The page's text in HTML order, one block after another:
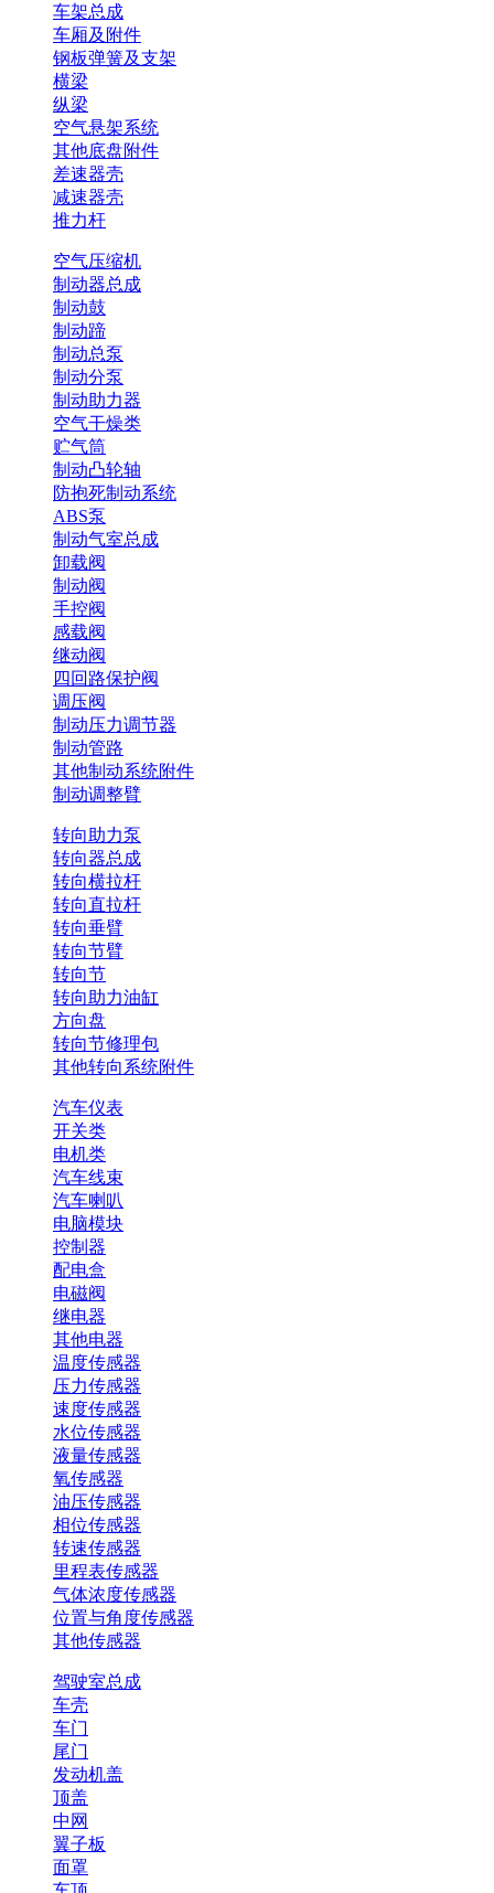
车架总成
车厢及附件
钢板弹簧及支架
横梁
纵梁
空气悬架系统
其他底盘附件
差速器壳
减速器壳
推力杆
空气压缩机
制动器总成
制动鼓
制动蹄
制动总泵
制动分泵
制动助力器
空气干燥类
贮气筒
制动凸轮轴
防抱死制动系统
ABS泵
制动气室总成
卸载阀
制动阀
手控阀
感载阀
继动阀
四回路保护阀
调压阀
制动压力调节器
制动管路
其他制动系统附件
制动调整臂
转向助力泵
转向器总成
转向横拉杆
转向直拉杆
转向垂臂
转向节臂
转向节
转向助力油缸
方向盘
转向节修理包
其他转向系统附件
汽车仪表
开关类
电机类
汽车线束
汽车喇叭
电脑模块
控制器
配电盒
电磁阀
继电器
其他电器
温度传感器
压力传感器
速度传感器
水位传感器
液量传感器
氧传感器
油压传感器
相位传感器
转速传感器
里程表传感器
气体浓度传感器
位置与角度传感器
其他传感器
驾驶室总成
车壳
车门
尾门
发动机盖
顶盖
中网
翼子板
面罩